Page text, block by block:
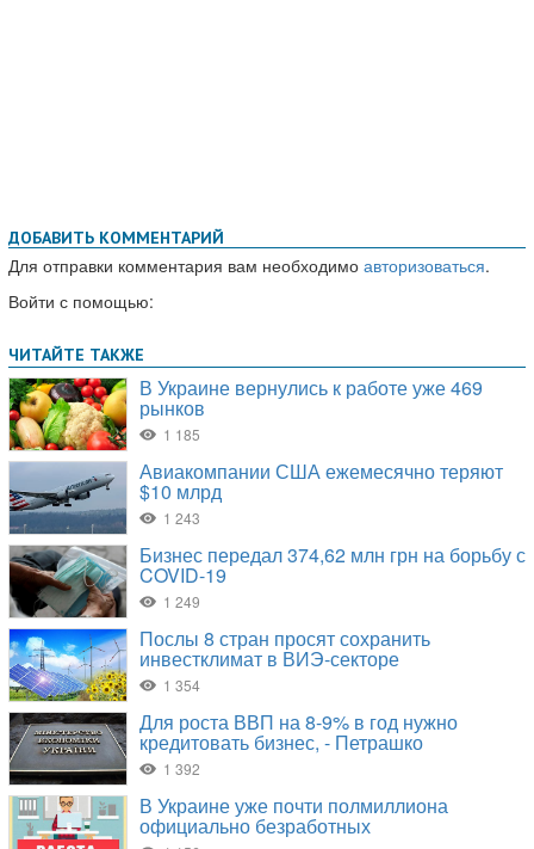
ДОБАВИТЬ КОММЕНТАРИЙ
Для отправки комментария вам необходимо авторизоваться.
Войти с помощью: